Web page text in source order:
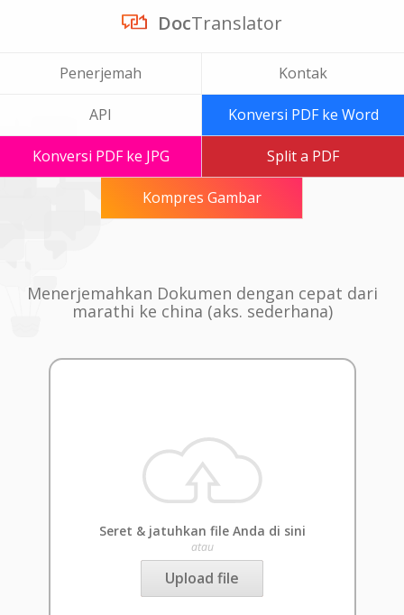
DocTranslator
Penerjemah Kontak
API Konversi PDF ke Word
Konversi PDF ke JPG Split a PDF
Kompres Gambar
Menerjemahkan Dokumen dengan cepat dari
marathi ke china (aks. sederhana)
Seret & jatuhkan file Anda di sini
atau
Upload file